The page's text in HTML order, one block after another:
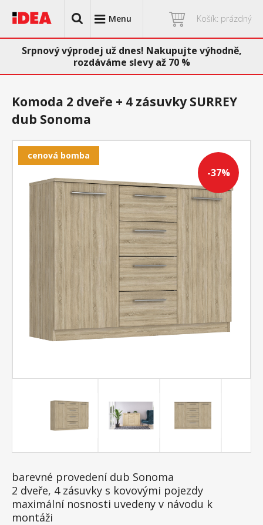
Menu Košík: prázdný
Srpnový výprodej už dnes! Nakupujte výhodně,
rozdáváme slevy až 70 %
-37%
cenová bomba
Komoda 2 dveře + 4 zásuvky SURREY
dub Sonoma
barevné provedení dub Sonoma
2 dveře, 4 zásuvky s kovovými pojezdy
maximální nosnosti uvedeny v návodu k
montáži